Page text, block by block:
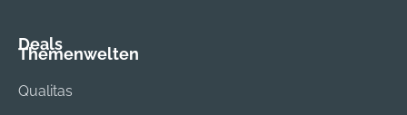
Deals
Themenwelten
Qualitas